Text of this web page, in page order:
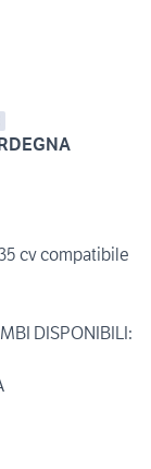
cv compatibile
DISPONIBILI: